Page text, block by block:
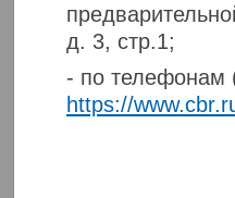
д. 3, стр.1;
- по телефонам
https://